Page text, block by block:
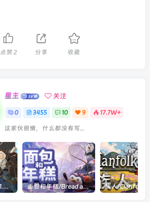
点赞 2 分享 收藏
星主 关注
0 3455 10 9 17.7W+
这家伙很懒，什么都没有写...
鼠托邦/Ratopia v1.0.0530|策略模拟|容量2.9GB|官方中文版 面包和年糕/Bread and Fred Build.21411256|动作冒险|容量1.1GB|官方中文版